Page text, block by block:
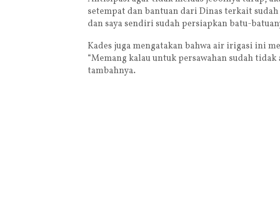
setempat dan bantuan dari Dinas terkait
dan saya sendiri sudah persiapkan batu-
Kades juga mengatakan bahwa air irigasi ini
“Memang kalau untuk persawahan sudah
tambahnya.